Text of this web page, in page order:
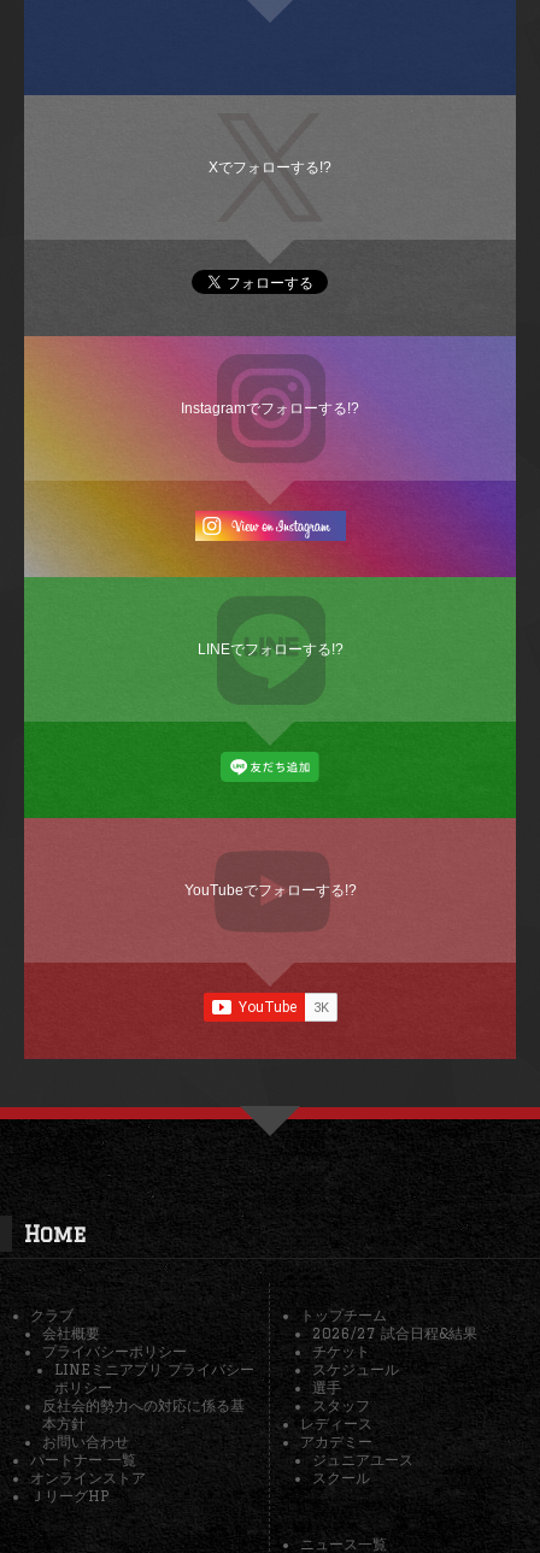
Xでフォローする!?
Instagramでフォローする!?
LINEでフォローする!?
YouTubeでフォローする!?
Home
クラブ
会社概要
プライバシーポリシー
LINEミニアプリ プライバシー
ポリシー
反社会的勢力への対応に係る基
本方針
お問い合わせ
パートナー 一覧
オンラインストア
ＪリーグHP
トップチーム
2026/27 試合日程&結果
チケット
スケジュール
選手
スタッフ
レディース
アカデミー
ジュニアユース
スクール
ニュース一覧